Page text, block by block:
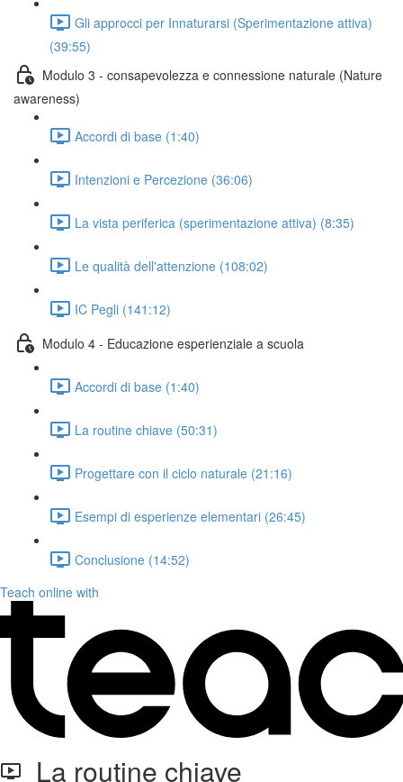
Gli approcci per Innaturarsi (Sperimentazione attiva)
(39:55)
Modulo 3 - consapevolezza e connessione naturale (Nature
awareness)
Accordi di base (1:40)
Intenzioni e Percezione (36:06)
La vista periferica (sperimentazione attiva) (8:35)
Le qualità dell'attenzione (108:02)
IC Pegli (141:12)
Modulo 4 - Educazione esperienziale a scuola
Accordi di base (1:40)
La routine chiave (50:31)
Progettare con il ciclo naturale (21:16)
Esempi di esperienze elementari (26:45)
Conclusione (14:52)
Teach online with
La routine chiave